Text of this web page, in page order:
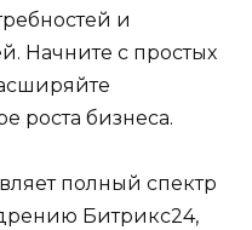
и
Начните с простых
роста бизнеса.
полный спектр
Битрикс24,